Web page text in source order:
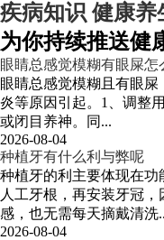
疾病知识 健康养
为你持续推送健
眼睛总感觉模糊有眼屎怎
眼睛总感觉模糊且有眼
炎等原因引起。1、调整
或闭目养神。同...
2026-08-04
种植牙有什么利与弊呢
种植牙的利主要体现在
人工牙根，再安装牙冠
感，也无需每天摘戴清洗
2026-08-04